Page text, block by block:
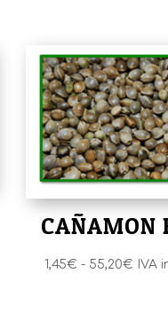
CAÑAMON
1,45€ - 55,20€ IVA